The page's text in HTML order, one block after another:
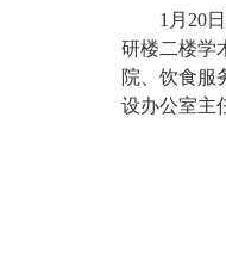
1月20
研楼二楼学
院、饮食服
设办公室主